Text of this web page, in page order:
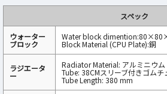
スペック
ウォーター
ブロック
Water block
Block Material (CPU Plate):銅
ラジエータ
ー
Radiator Material: アルミニウム
Tube: 38CMスリーブ付きゴムチ
Tube Length: 380 mm